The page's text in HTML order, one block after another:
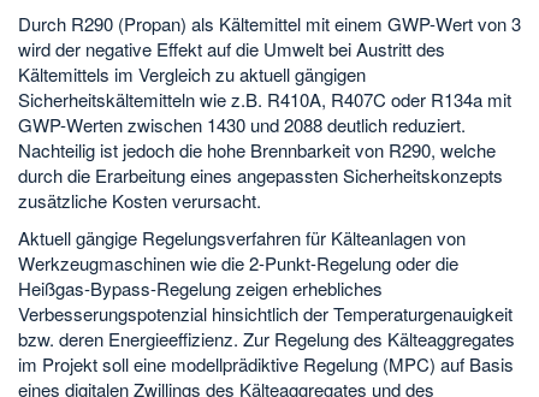
Durch R290 (Propan) als Kältemittel mit einem GWP-Wert von 3
wird der negative Effekt auf die Umwelt bei Austritt des
Kältemittels im Vergleich zu aktuell gängigen
Sicherheitskältemitteln wie z.B. R410A, R407C oder R134a mit
GWP-Werten zwischen 1430 und 2088 deutlich reduziert.
Nachteilig ist jedoch die hohe Brennbarkeit von R290, welche
durch die Erarbeitung eines angepassten Sicherheitskonzepts
zusätzliche Kosten verursacht.
Aktuell gängige Regelungsverfahren für Kälteanlagen von
Werkzeugmaschinen wie die 2-Punkt-Regelung oder die
Heißgas-Bypass-Regelung zeigen erhebliches
Verbesserungspotenzial hinsichtlich der Temperaturgenauigkeit
bzw. deren Energieeffizienz. Zur Regelung des Kälteaggregates
im Projekt soll eine modellprädiktive Regelung (MPC) auf Basis
eines digitalen Zwillings des Kälteaggregates und des